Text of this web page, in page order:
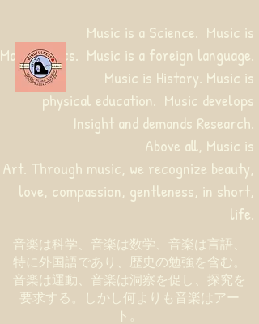
音楽は科学、音楽は数学、音楽は言語、
特に外国語であり、歴史の勉強を含む。
音楽は運動、音楽は洞察を促し、探究を
要求する。しかし何よりも音楽はアー
ト。
Music is a Science. Music is
Mathematics. Music is a foreign language.
Music is History. Music is
physical education. Music develops
Insight and demands Research.
Above all, Music is
Art. Through music, we recognize beauty,
love, compassion, gentleness, in short,
life.